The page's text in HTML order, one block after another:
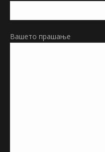
Вашето прашање